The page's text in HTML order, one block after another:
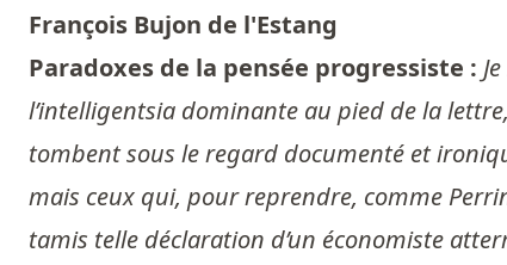
François Bujon de l'Estang
Paradoxes de la pensée progressiste :
l’intelligentsia dominante au pied de la
tombent sous le regard documenté et
mais ceux qui, pour reprendre, comme
tamis telle déclaration d’un économiste